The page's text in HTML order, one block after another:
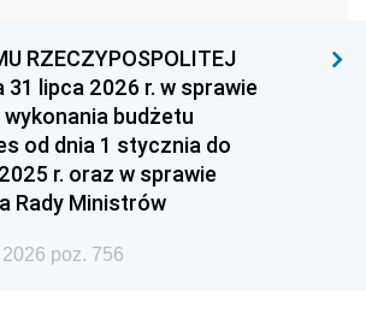
1938 1937
1930
RZECZYPOSPOLITEJ
31 lipca 2026 r. w sprawie
budżetu
od dnia 1 stycznia do
r. oraz w sprawie
Rady Ministrów
poz. 756